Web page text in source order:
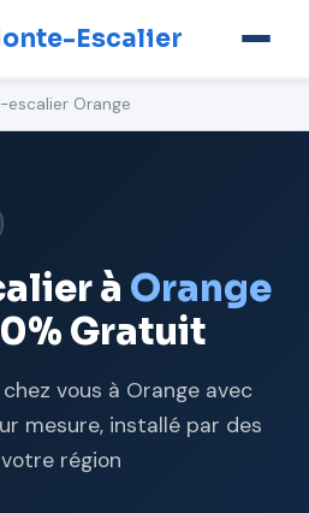
Escalier
escalier Orange
à Orange
Gratuit
vous à Orange avec
mesure, installé par des
région